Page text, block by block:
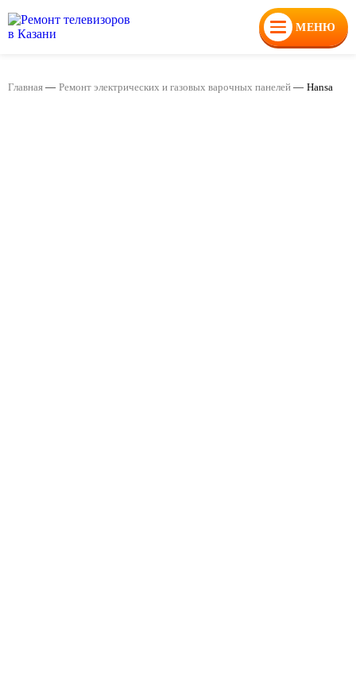
МЕНЮ
Главная — Ремонт электрических и газовых варочных панелей — Hansa